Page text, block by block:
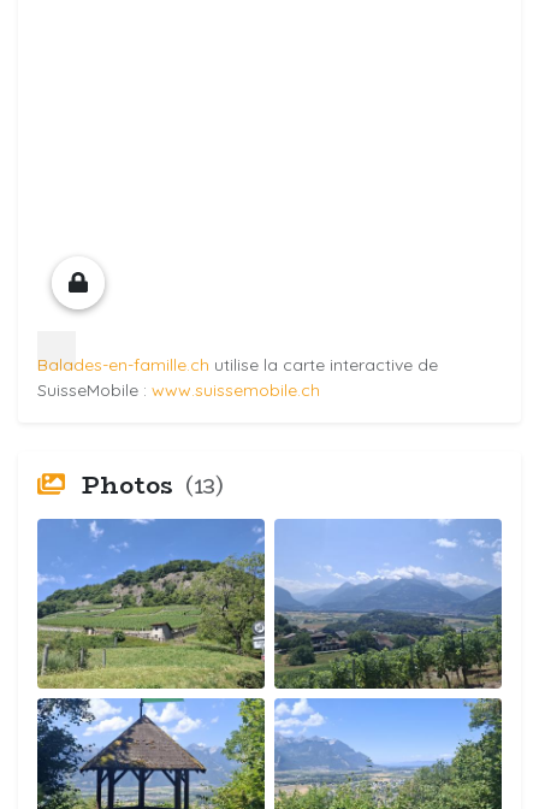
Balades-en-famille.ch utilise la carte interactive de
SuisseMobile : www.suissemobile.ch
Photos (13)